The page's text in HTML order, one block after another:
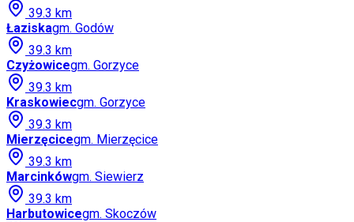
39.3 km
Łaziskagm. Godów
39.3 km
Czyżowicegm. Gorzyce
39.3 km
Kraskowiecgm. Gorzyce
39.3 km
Mierzęcicegm. Mierzęcice
39.3 km
Marcinkówgm. Siewierz
39.3 km
Harbutowicegm. Skoczów